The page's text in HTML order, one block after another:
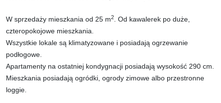
W sprzedaży mieszkania od 25 m2
. Od kawalerek po duże,
czteropokojowe mieszkania.
Wszystkie lokale są klimatyzowane i posiadają ogrzewanie
podłogowe.
Apartamenty na ostatniej kondygnacji posiadają wysokość 290 cm.
Mieszkania posiadają ogródki, ogrody zimowe albo przestronne
loggie.